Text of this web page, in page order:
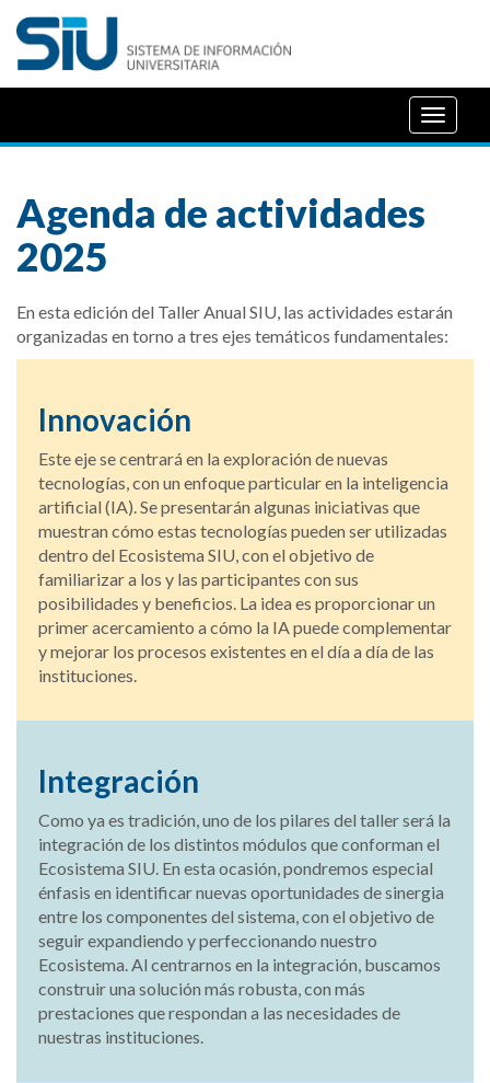
Agenda de actividades
2025
En esta edición del Taller Anual SIU, las actividades estarán
organizadas en torno a tres ejes temáticos fundamentales:
Innovación
Este eje se centrará en la exploración de nuevas
tecnologías, con un enfoque particular en la inteligencia
artificial (IA). Se presentarán algunas iniciativas que
muestran cómo estas tecnologías pueden ser utilizadas
dentro del Ecosistema SIU, con el objetivo de
familiarizar a los y las participantes con sus
posibilidades y beneficios. La idea es proporcionar un
primer acercamiento a cómo la IA puede complementar
y mejorar los procesos existentes en el día a día de las
instituciones.
Integración
Como ya es tradición, uno de los pilares del taller será la
integración de los distintos módulos que conforman el
Ecosistema SIU. En esta ocasión, pondremos especial
énfasis en identificar nuevas oportunidades de sinergia
entre los componentes del sistema, con el objetivo de
seguir expandiendo y perfeccionando nuestro
Ecosistema. Al centrarnos en la integración, buscamos
construir una solución más robusta, con más
prestaciones que respondan a las necesidades de
nuestras instituciones.